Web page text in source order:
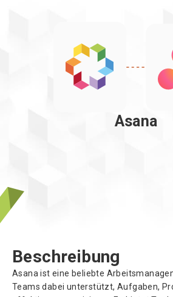
Integrationen
Asana
Beschreibung
Asana ist eine beliebte
Teams dabei unterstützt, Aufgaben,